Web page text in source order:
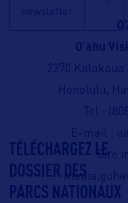
O’ahu
2270 Kalakaua
Honolulu,
Tel :
E-mail :
Site
newsletter
TÉLÉCHARGEZ LE
DOSSIER DES
PARCS NATIONAUX